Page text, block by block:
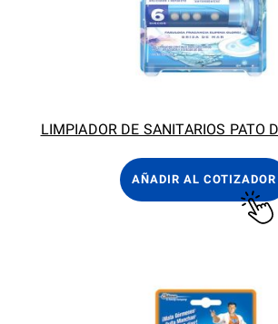
LIMPIADOR DE SANITARIOS PATO
AÑADIR AL COTIZADOR